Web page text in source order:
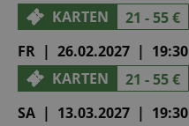
KARTEN
21 - 55 €
FR | 26.02.2027 | 19:30
KARTEN
21 - 55 €
SA | 13.03.2027 | 19:30